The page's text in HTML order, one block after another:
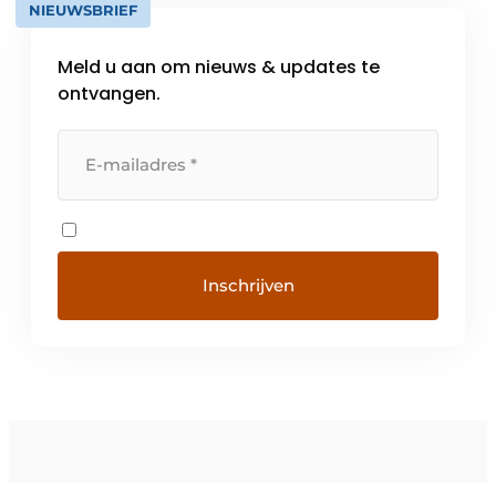
NIEUWSBRIEF
Meld u aan om nieuws & updates te
ontvangen.